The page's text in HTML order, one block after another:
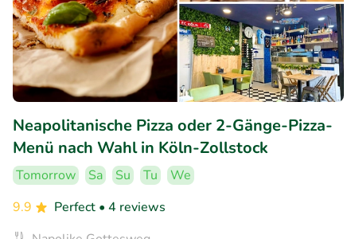
Neapolitanische Pizza oder 2-Gänge-Pizza-
Menü nach Wahl in Köln-Zollstock
Tomorrow Sa Su Tu
We
9.9
Perfect • 4 reviews